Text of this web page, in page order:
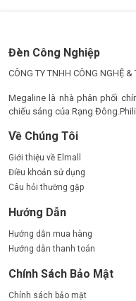
Đèn Công Nghiệp
CÔNG TY TNHH CÔNG NGHỆ
Megaline là nhà phân phối
chiếu sáng của Rạng
Về Chúng Tôi
Giới thiệu về Elmall
Điều khoản sử dụng
Câu hỏi thường gặp
Hướng Dẫn
Hướng dẫn mua hàng
Hướng dẫn thanh toán
Chính Sách Bảo Mật
Chính sách bảo mật